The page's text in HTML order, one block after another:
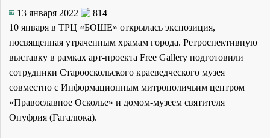
13 января 2022
814
10 января в ТРЦ «БОШЕ» открылась экспозиция,
посвященная утраченным храмам города. Ретроспективную
выставку в рамках арт-проекта Free Gallery подготовили
сотрудники Старооскольского краеведческого музея
совместно с Информационным митрополичьим центром
«Православное Осколье» и домом-музеем святителя
Онуфрия (Гагалюка).